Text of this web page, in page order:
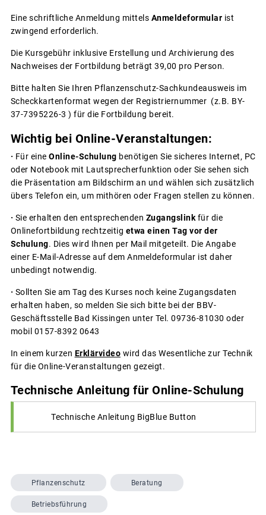
Eine schriftliche Anmeldung mittels Anmeldeformular ist
zwingend erforderlich.
Die Kursgebühr inklusive Erstellung und Archivierung des
Nachweises der Fortbildung beträgt 39,00 pro Person.
Bitte halten Sie Ihren Pflanzenschutz-Sachkundeausweis im
Scheckkartenformat wegen der Registriernummer (z.B. BY-
37-7395226-3 ) für die Fortbildung bereit.
Wichtig bei Online-Veranstaltungen:
· Für eine Online-Schulung benötigen Sie sicheres Internet, PC
oder Notebook mit Lautsprecherfunktion oder Sie sehen sich
die Präsentation am Bildschirm an und wählen sich zusätzlich
übers Telefon ein, um mithören oder Fragen stellen zu können.
· Sie erhalten den entsprechenden Zugangslink für die
Onlinefortbildung rechtzeitig etwa einen Tag vor der
Schulung. Dies wird Ihnen per Mail mitgeteilt. Die Angabe
einer E-Mail-Adresse auf dem Anmeldeformular ist daher
unbedingt notwendig.
· Sollten Sie am Tag des Kurses noch keine Zugangsdaten
erhalten haben, so melden Sie sich bitte bei der BBV-
Geschäftsstelle Bad Kissingen unter Tel. 09736-81030 oder
mobil 0157-8392 0643
In einem kurzen Erklärvideo wird das Wesentliche zur Technik
für die Online-Veranstaltungen gezeigt.
Technische Anleitung für Online-Schulung
Technische Anleitung BigBlue Button
Pflanzenschutz Beratung
Betriebsführung